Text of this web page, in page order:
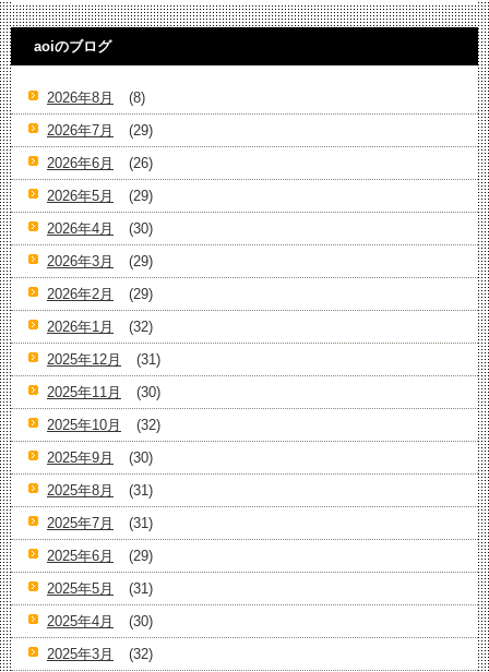
aoiのブログ
2026年8月
(8)
2026年7月
(29)
2026年6月
(26)
2026年5月
(29)
2026年4月
(30)
2026年3月
(29)
2026年2月
(29)
2026年1月
(32)
2025年12月
(31)
2025年11月
(30)
2025年10月
(32)
2025年9月
(30)
2025年8月
(31)
2025年7月
(31)
2025年6月
(29)
2025年5月
(31)
2025年4月
(30)
2025年3月
(32)